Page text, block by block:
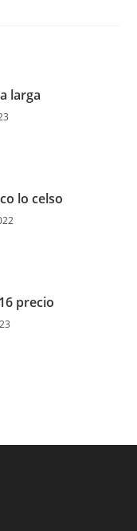
larga
lo celso
precio